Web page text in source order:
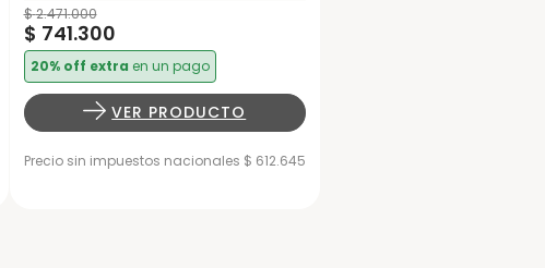
$2.471.000
$ 741.300
20% off extra en un pago
VER PRODUCTO
Precio sin impuestos nacionales $ 612.645